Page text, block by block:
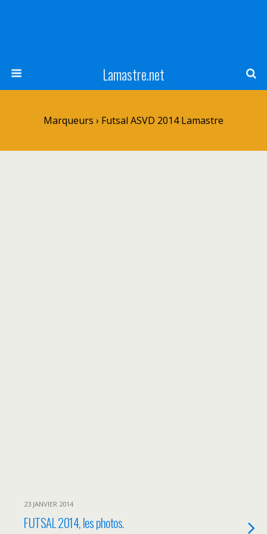
Lamastre.net
Marqueurs › Futsal ASVD 2014 Lamastre
23 JANVIER 2014
FUTSAL 2014, les photos.